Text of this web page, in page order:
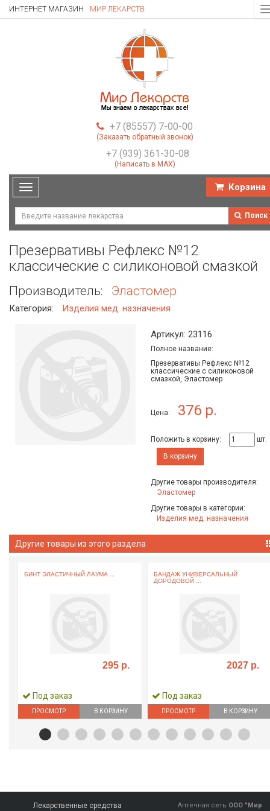
ИНТЕРНЕТ МАГАЗИН МИР ЛЕКАРСТВ
+7 (85557) 7-00-00
(Заказать обратный звонок)
+7 (939) 361-30-08
(Написать в MAX)
Toggle
navigation
Корзина
Поиск
Презервативы Рефлекс №12
классические с силиконовой смазкой
Производитель: Эластомер
Категория: Изделия мед. назначения
Артикул: 23116
Полное название:
Презервативы Рефлекс №12
классические с силиконовой
смазкой, Эластомер
Цена: 376 р.
Положить в корзину:
шт.
В корзину
Другие товары производителя:
Эластомер
Другие товары в категории:
Изделия мед. назначения
Другие товары из этого раздела
БИНТ ЭЛАСТИЧНЫЙ ЛАУМА ...
295 р.
Под заказ
ПРОСМОТР В КОРЗИНУ
БАНДАЖ УНИВЕРСАЛЬНЫЙ
ДОРОДОВОЙ ...
2027 р.
Под заказ
ПРОСМОТР В КОРЗИНУ
Лекарственные средства Аптечная сеть ООО "Мир